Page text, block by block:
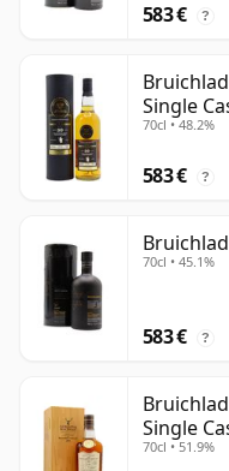
583 € ?
Single
70cl • 48.2%
583 € ?
70cl • 45.1%
583 € ?
Single
70cl • 51.9%